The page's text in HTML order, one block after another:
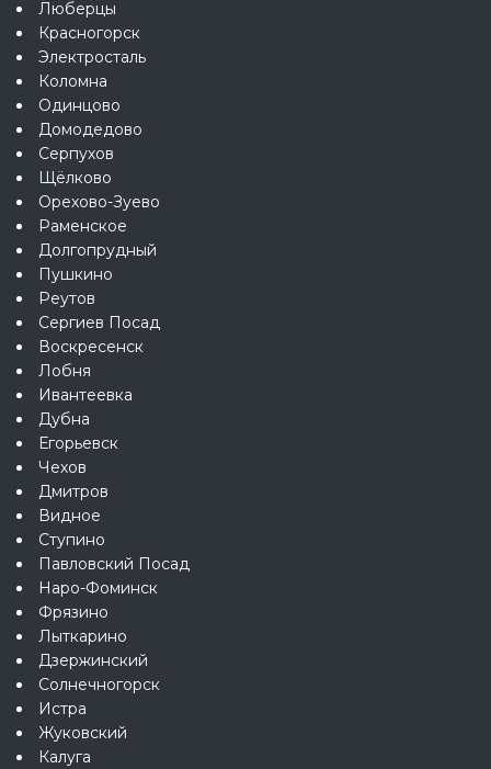
Люберцы
Красногорск
Электросталь
Коломна
Одинцово
Домодедово
Серпухов
Щёлково
Орехово-Зуево
Раменское
Долгопрудный
Пушкино
Реутов
Сергиев Посад
Воскресенск
Лобня
Ивантеевка
Дубна
Егорьевск
Чехов
Дмитров
Видное
Ступино
Павловский Посад
Наро-Фоминск
Фрязино
Лыткарино
Дзержинский
Солнечногорск
Истра
Жуковский
Калуга